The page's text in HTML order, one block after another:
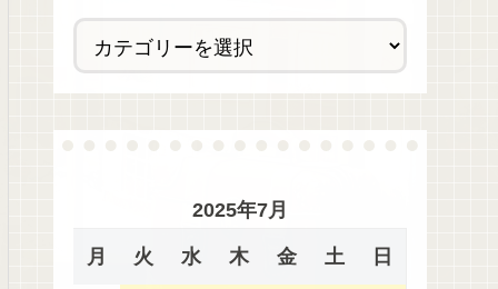
2025年7月
月 火 水 木 金 土 日